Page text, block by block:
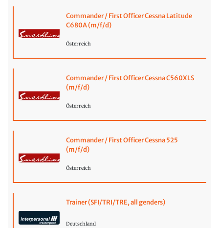
Commander / First Officer Cessna Latitude
C680A (m/f/d)
Österreich
Commander / First Officer Cessna C560XLS
(m/f/d)
Österreich
Commander / First Officer Cessna 525
(m/f/d)
Österreich
Trainer (SFI/TRI/TRE, all genders)
Deutschland